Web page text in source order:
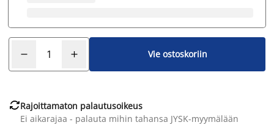
Vie ostoskoriin
Rajoittamaton palautusoikeus
Ei aikarajaa - palauta mihin tahansa JYSK-myymälään